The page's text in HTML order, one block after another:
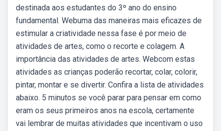
destinada aos estudantes do 3º ano do ensino
fundamental. Webuma das maneiras mais eficazes de
estimular a criatividade nessa fase é por meio de
atividades de artes, como o recorte e colagem. A
importância das atividades de artes. Webcom estas
atividades as crianças poderão recortar, colar, colorir,
pintar, montar e se divertir. Confira a lista de atividades
abaixo. 5 minutos se você parar para pensar em como
eram os seus primeiros anos na escola, certamente
vai lembrar de muitas atividades que incentivam o uso